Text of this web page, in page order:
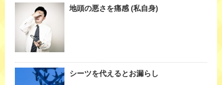
地頭の悪さを痛感 (私自身)
シーツを代えるとお漏らし